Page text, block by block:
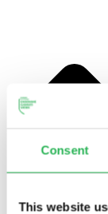
Consent
This website